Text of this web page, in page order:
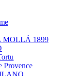
MOLLÁ 1899
Provence